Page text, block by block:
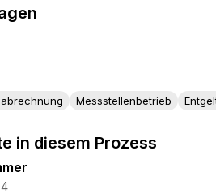
Messstellenbetrieb
in diesem Prozess